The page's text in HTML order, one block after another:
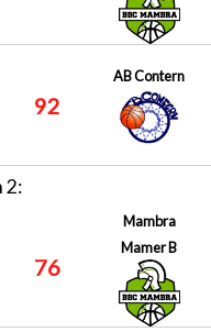
92
AB Contern
2:
76
Mambra
Mamer B